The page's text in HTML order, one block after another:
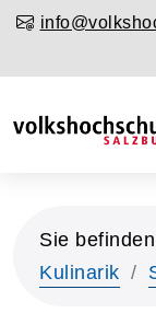
Sie
Kulinarik